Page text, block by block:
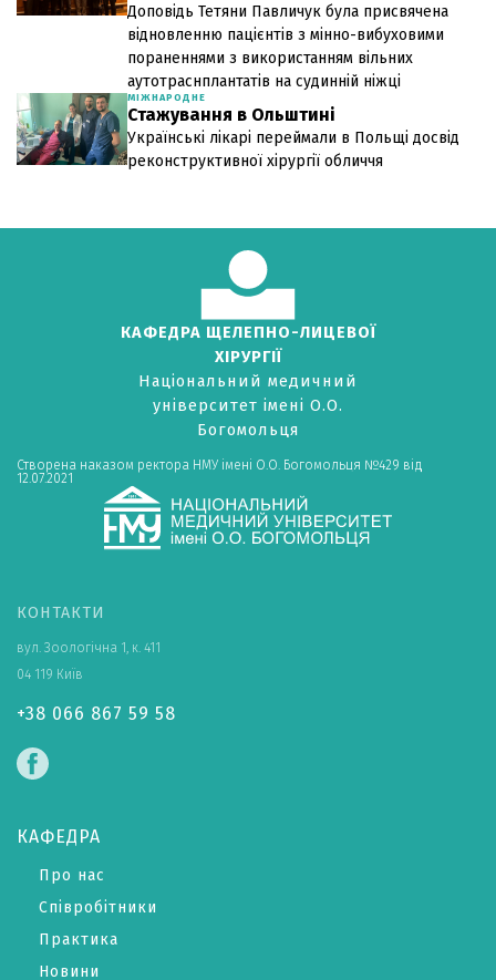
Доповідь Тетяни Павличук була присвячена
відновленню пацієнтів з мінно-вибуховими
пораненнями з використанням вільних
аутотраснплантатів на судинній ніжці
МІЖНАРОДНЕ
Стажування в Ольштині
Українські лікарі переймали в Польщі досвід
реконструктивної хірургії обличчя
КАФЕДРА ЩЕЛЕПНО-ЛИЦЕВОЇ
ХІРУРГІЇ
Національний медичний
університет імені О.О.
Богомольця
Створена наказом ректора НМУ імені О.О. Богомольця №429 від
12.07.2021
КОНТАКТИ
вул. Зоологічна 1, к. 411
04 119 Київ
+38 066 867 59 58
КАФЕДРА
Про нас
Співробітники
Практика
Новини